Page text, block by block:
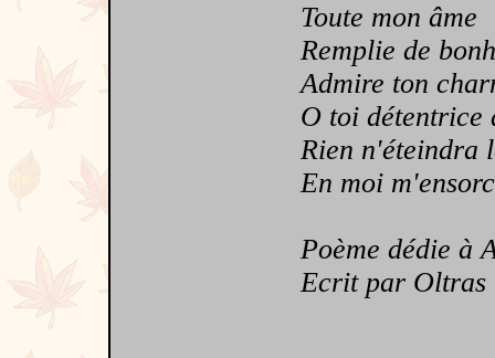
Toute mon âme
Remplie de
Admire ton
O toi détentrice
Rien n'éteindra
En moi
Poème dédie à
Ecrit par Oltras